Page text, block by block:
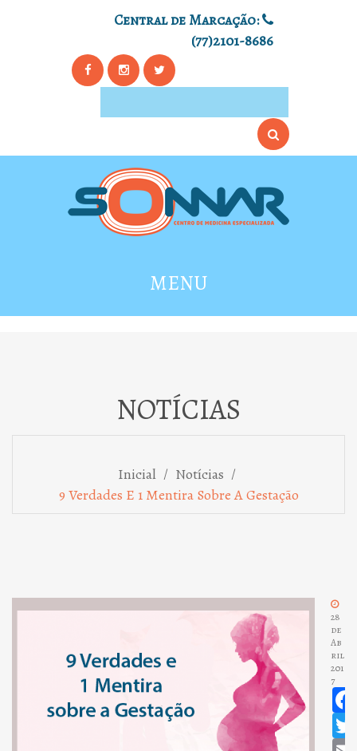
Central de Marcação:
(77)2101-8686
MENU
NOTÍCIAS
Inicial / Notícias /
9 Verdades E 1 Mentira Sobre A Gestação
28
de
Ab
ril
201
7